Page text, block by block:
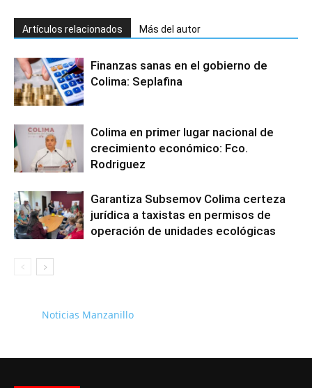
Artículos relacionados Más del autor
Finanzas sanas en el gobierno de
Colima: Seplafina
Colima en primer lugar nacional de
crecimiento económico: Fco.
Rodriguez
Garantiza Subsemov Colima certeza
jurídica a taxistas en permisos de
operación de unidades ecológicas
Noticias Manzanillo